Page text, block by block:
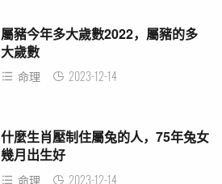
屬豬今年多大歲數2022，屬豬的多
大歲數
命理 2023-12-14
什麼生肖壓制住屬兔的人，75年兔女
幾月出生好
命理 2023-12-14